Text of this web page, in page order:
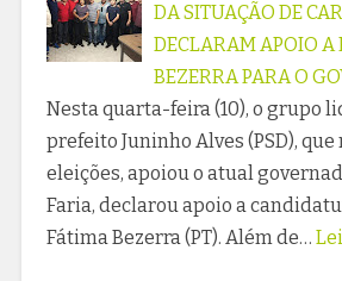
DA SITUAÇÃO DE
DECLARAM APOIO A
BEZERRA PARA O
Nesta quarta-feira (10), o grupo
prefeito Juninho Alves (PSD), que
eleições, apoiou o atual
Faria, declarou apoio a
Fátima Bezerra (PT). Além de…